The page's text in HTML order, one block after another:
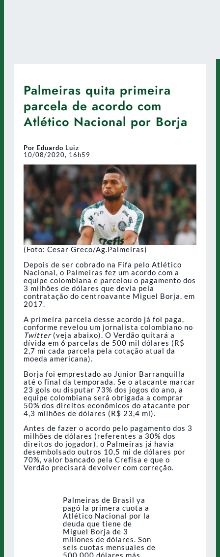
Palmeiras quita primeira
parcela de acordo com
Atlético Nacional por Borja
Por Eduardo Luiz
10/08/2020, 16h59
(Foto: Cesar Greco/Ag.Palmeiras)
Depois de ser cobrado na Fifa pelo Atlético
Nacional, o Palmeiras fez um acordo com a
equipe colombiana e parcelou o pagamento dos
3 milhões de dólares que devia pela
contratação do centroavante Miguel Borja, em
2017.
A primeira parcela desse acordo já foi paga,
conforme revelou um jornalista colombiano no
Twitter(veja abaixo). O Verdão quitará a
dívida em 6 parcelas de 500 mil dólares (R$
2,7 mi cada parcela pela cotação atual da
moeda americana).
Borja foi emprestado ao Junior Barranquilla
até o final da temporada. Se o atacante marcar
23 gols ou disputar 73% dos jogos do ano, a
equipe colombiana será obrigada a comprar
50% dos direitos econômicos do atacante por
4,3 milhões de dólares (R$ 23,4 mi).
Antes de fazer o acordo pelo pagamento dos 3
milhões de dólares (referentes a 30% dos
direitos do jogador), o Palmeiras já havia
desembolsado outros 10,5 mi de dólares por
70%, valor bancado pela Crefisa e que o
Verdão precisará devolver com correção.
Palmeiras de Brasil ya
pagó la primera cuota a
Atlético Nacional por la
deuda que tiene de
Miguel Borja de 3
millones de dólares. Son
seis cuotas mensuales de
500.000 dólares más